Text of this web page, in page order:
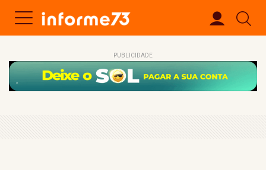
PUBLICIDADE